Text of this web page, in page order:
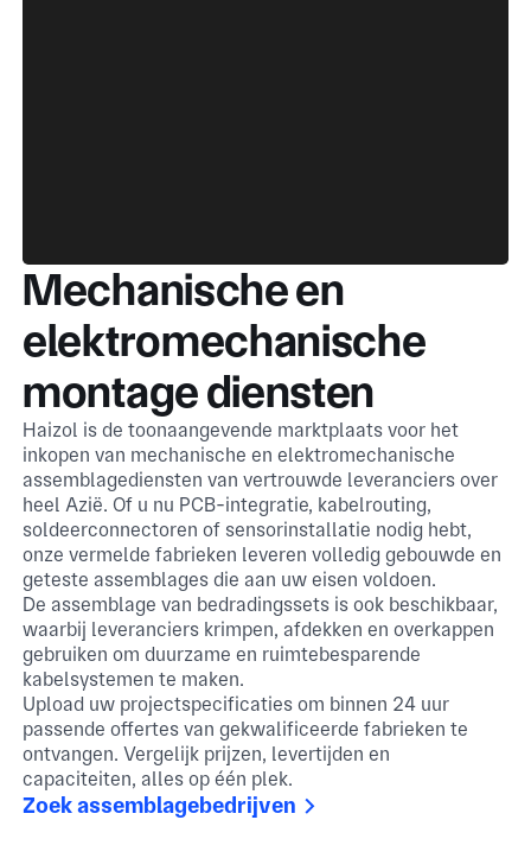
Mechanische en
elektromechanische
montage diensten
Haizol is de toonaangevende marktplaats voor het
inkopen van mechanische en elektromechanische
assemblagediensten van vertrouwde leveranciers over
heel Azië. Of u nu PCB-integratie, kabelrouting,
soldeerconnectoren of sensorinstallatie nodig hebt,
onze vermelde fabrieken leveren volledig gebouwde en
geteste assemblages die aan uw eisen voldoen.
De assemblage van bedradingssets is ook beschikbaar,
waarbij leveranciers krimpen, afdekken en overkappen
gebruiken om duurzame en ruimtebesparende
kabelsystemen te maken.
Upload uw projectspecificaties om binnen 24 uur
passende offertes van gekwalificeerde fabrieken te
ontvangen. Vergelijk prijzen, levertijden en
capaciteiten, alles op één plek.
Zoek assemblagebedrijven